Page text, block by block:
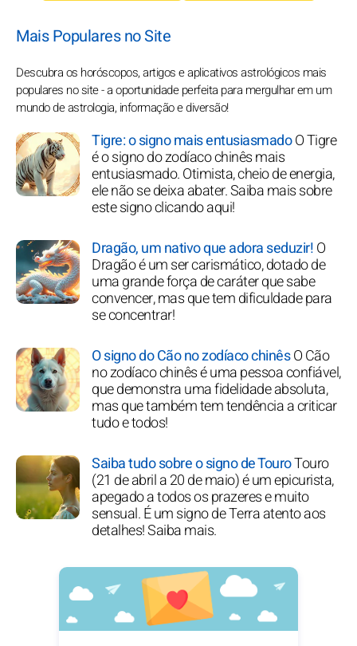
Mais Populares no Site
Descubra os horóscopos, artigos e aplicativos astrológicos mais
populares no site - a oportunidade perfeita para mergulhar em um
mundo de astrologia, informação e diversão!
Tigre: o signo mais entusiasmadoO Tigre
é o signo do zodíaco chinês mais
entusiasmado. Otimista, cheio de energia,
ele não se deixa abater. Saiba mais sobre
este signo clicando aqui!
Dragão, um nativo que adora seduzir!O
Dragão é um ser carismático, dotado de
uma grande força de caráter que sabe
convencer, mas que tem dificuldade para
se concentrar!
O signo do Cão no zodíaco chinêsO Cão
no zodíaco chinês é uma pessoa confiável,
que demonstra uma fidelidade absoluta,
mas que também tem tendência a criticar
tudo e todos!
Saiba tudo sobre o signo de TouroTouro
(21 de abril a 20 de maio) é um epicurista,
apegado a todos os prazeres e muito
sensual. É um signo de Terra atento aos
detalhes! Saiba mais.